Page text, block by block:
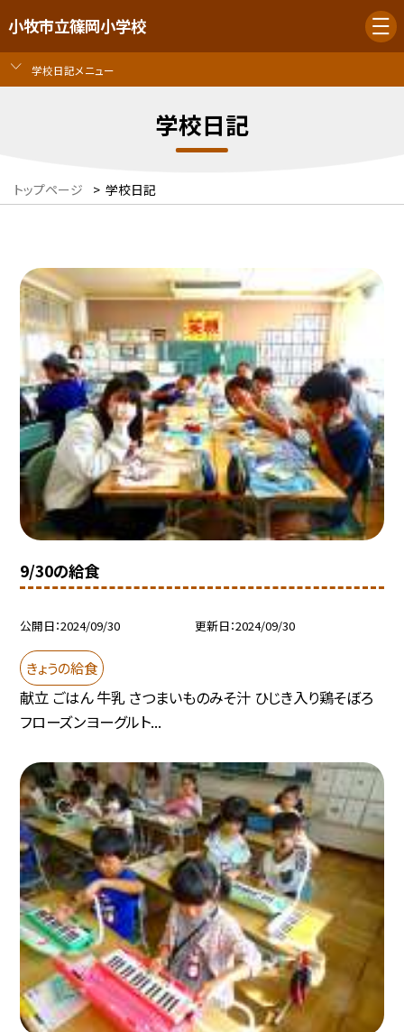
小牧市立篠岡小学校
学校日記メニュー
学校日記
トップページ > 学校日記
9/30の給食
公開日 2024/09/30 更新日 2024/09/30
きょうの給食
献立 ごはん 牛乳 さつまいものみそ汁 ひじき入り鶏そぼろ
フローズンヨーグルト...